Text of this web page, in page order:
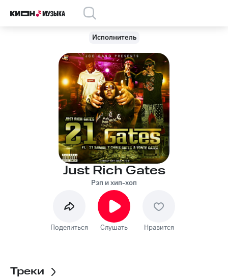
Исполнитель
Just Rich Gates
Рэп и хип-хоп
Поделиться Слушать Нравится
Треки